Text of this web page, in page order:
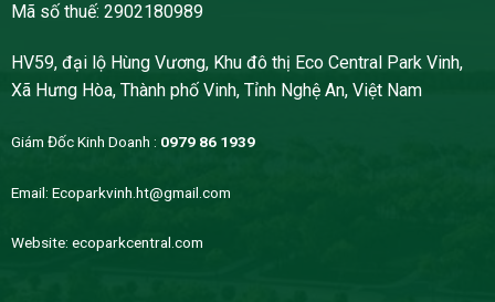
Mã số thuế: 2902180989
HV59, đại lộ Hùng Vương, Khu đô thị Eco Central Park Vinh,
Xã Hưng Hòa, Thành phố Vinh, Tỉnh Nghệ An, Việt Nam
Giám Đốc Kinh Doanh : 0979 86 1939
Email: Ecoparkvinh.ht@gmail.com
Website: ecoparkcentral.com